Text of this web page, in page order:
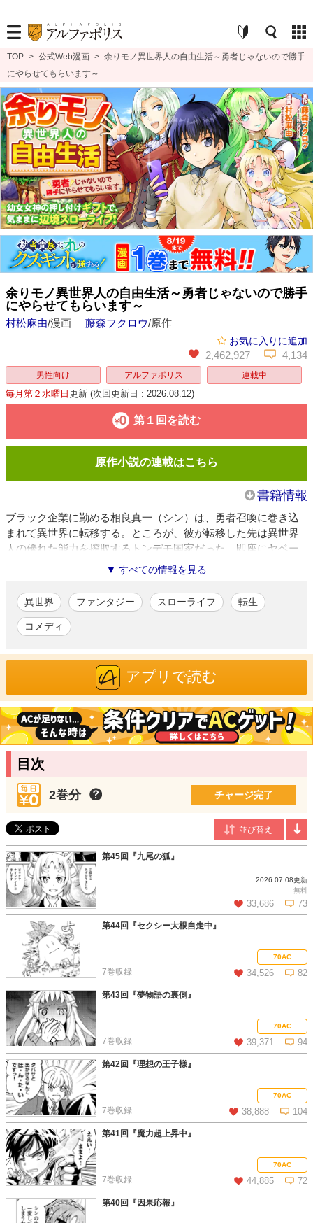
TOP > 公式Web漫画 > 余りモノ異世界人の自由生活～勇者じゃないので勝手
にやらせてもらいます～
余りモノ異世界人の自由生活～勇者じゃないので勝手
にやらせてもらいます～
村松麻由/漫画 藤森フクロウ/原作
お気に入りに追加
2,462,927 4,134
男性向け アルファポリス 連載中
毎月第２水曜日更新 (次回更新日 : 2026.08.12)
第１回を読む
原作小説の連載はこちら
書籍情報
ブラック企業に勤める相良真一（シン）は、勇者召喚に巻き込
まれて異世界に転移する。ところが、彼が転移した先は異世界
人の優れた能力を搾取するトンデモ国家だった。即座にヤベー
臭いを嗅ぎつけたシンは、早々に国外脱出を敢行。他国の山村
で念願のスローライフを始める。そんなある日、シンは領主屋
敷の離れに幽閉されている貴人と知り合う。この出会いが、静
かな田舎暮らしを一変させることに…!?
東京都出身。代表作に「魔拳のデイドリーマー」（全９巻・アル
ファポリス刊）「落ちてきた龍王と滅びゆく魔女の国」（全４
巻・KADOKAWA MFコミックス フラッパーシリーズ刊）など。
柔らかい絵柄から、ワイルドな絵柄まで幅広く使い分ける気鋭作
家。
藤森フクロウ/原作
第13回アルファポリスファンタジー大賞にて『余りモノ異世界人
の自由生活～じゃあ脱社畜で勝手にやらせてもらいます～』で特
もふを愛し、もふもふに愛されない一方通行でも諦めない。楽し
いもふもふの下僕生活を送っている。
▼ すべての情報を見る
異世界 ファンタジー スローライフ 転生
コメディ
アプリで読む
目次
2巻分 チャージ完了
第45回『九尾の狐』
2026.07.08更新
無料
33,686 73
この話を読む コメントを見る
第44回『セクシー大根自走中』
70AC
34,526 82
7巻収録
この話を読む コメントを見る
第43回『夢物語の裏側』
70AC
39,371 94
7巻収録
この話を読む コメントを見る
第42回『理想の王子様』
70AC
38,888 104
7巻収録
この話を読む コメントを見る
第41回『魔力超上昇中』
70AC
44,885 72
7巻収録
第40回『因果応報』